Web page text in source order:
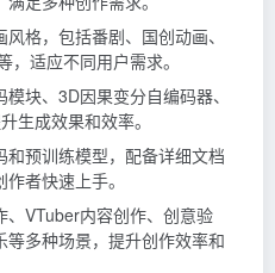
格，包括番剧、国创动画、
适应不同用户需求。
块、3D因果变分自编码器、
生成效果和效率。
和预训练模型，配备详细文档
者快速上手。
、VTuber内容创作、创意验
多种场景，提升创作效率和